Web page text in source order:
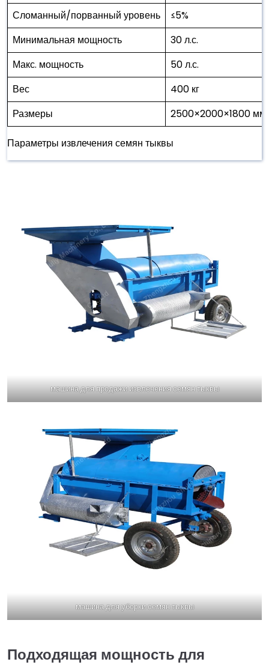
Сломанный/порванный уровень
≤5%
Минимальная мощность
30 л.с.
Макс. мощность
50 л.с.
Вес
400 кг
Размеры
2500×2000×1800 мм
Параметры извлечения семян тыквы
машина для продажи извлечения семян тыквы
машина для уборки семян тыквы
Подходящая мощность для